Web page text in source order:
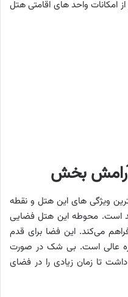
امکانات واحد های اقامتی هتل
‌بخش
ویژگی های این هتل و نقطه
است. محوطه این هتل فضایی
می‌کند. این فضا برای قدم
عالی است. بی شک در صورت
خواهید داشت تا زمان زیادی را در فضای